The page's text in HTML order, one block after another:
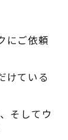
にご依頼
けている
そしてウ